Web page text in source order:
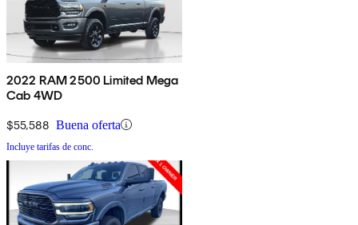
2022 RAM 2500 Limited Mega
Cab 4WD
$55,588 Buena oferta
Incluye tarifas de conc.